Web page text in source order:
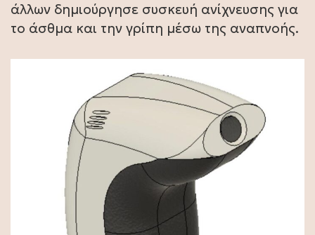
άλλων δημιούργησε συσκευή ανίχνευσης για
το άσθμα και την γρίπη μέσω της αναπνοής.